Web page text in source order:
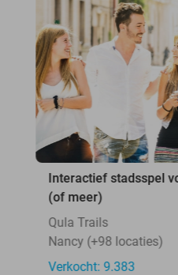
Interactief stadsspel
(of meer)
Qula Trails
Nancy (+98 locaties)
Verkocht: 9.383